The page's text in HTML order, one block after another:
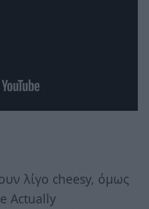
λίγο cheesy, όμως
Actually